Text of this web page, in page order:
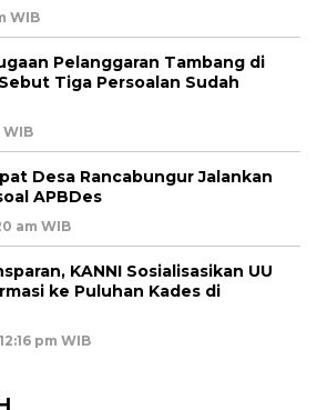
WIB
Pelanggaran Tambang di
Tiga Persoalan Sudah
WIB
Desa Rancabungur Jalankan
APBDes
am WIB
KANNI Sosialisasikan UU
ke Puluhan Kades di
pm WIB